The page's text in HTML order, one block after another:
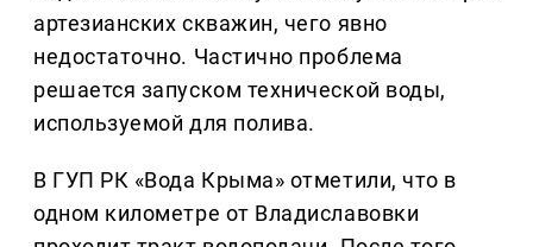
артезианских скважин, чего явно
недостаточно. Частично проблема
решается запуском технической воды,
используемой для полива.
В ГУП РК «Вода Крыма» отметили, что в
одном километре от Владиславовки